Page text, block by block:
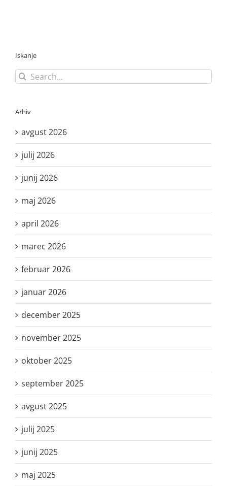
Iskanje
Search
for:
Arhiv
avgust 2026
julij 2026
junij 2026
maj 2026
april 2026
marec 2026
februar 2026
januar 2026
december 2025
november 2025
oktober 2025
september 2025
avgust 2025
julij 2025
junij 2025
maj 2025